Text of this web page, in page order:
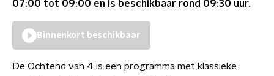
07:00 tot 09:00 en is beschikbaar rond 09:30 uur.
Binnenkort beschikbaar
De Ochtend van 4 is een programma met klassieke